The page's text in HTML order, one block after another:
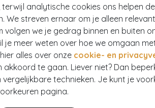
analytische cookies ons helpen
We streven ernaar om je alleen
we je gedrag binnen en buiten
je meer weten over hoe we omgaan
alles over onze cookie- en
te gaan. Liever niet? Dan
technieken. Je kunt je
pagina.